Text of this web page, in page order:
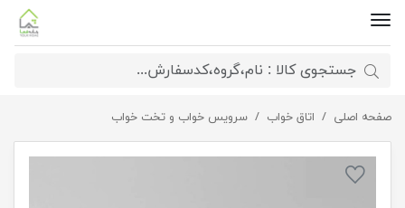
صفحه اصلی اتاق خواب سرویس خواب و تخت خوابتخت خواب یک نفره نفس